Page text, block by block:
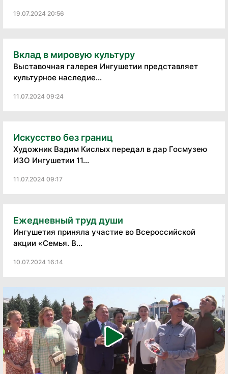
19.07.2024 20:56
Вклад в мировую культуру
Выставочная галерея Ингушетии представляет
культурное наследие...
11.07.2024 09:24
Искусство без границ
Художник Вадим Кислых передал в дар Госмузею
ИЗО Ингушетии 11...
11.07.2024 09:17
Ежедневный труд души
Ингушетия приняла участие во Всероссийской
акции «Семья. В...
10.07.2024 16:14